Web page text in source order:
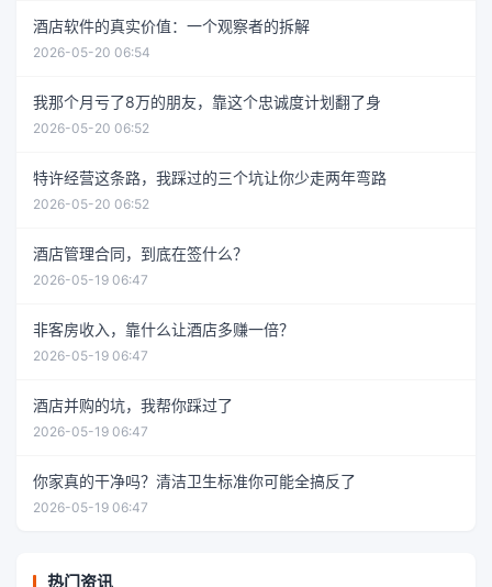
酒店软件的真实价值：一个观察者的拆解
2026-05-20 06:54
我那个月亏了8万的朋友，靠这个忠诚度计划翻了身
2026-05-20 06:52
特许经营这条路，我踩过的三个坑让你少走两年弯路
2026-05-20 06:52
酒店管理合同，到底在签什么？
2026-05-19 06:47
非客房收入，靠什么让酒店多赚一倍？
2026-05-19 06:47
酒店并购的坑，我帮你踩过了
2026-05-19 06:47
你家真的干净吗？清洁卫生标准你可能全搞反了
2026-05-19 06:47
热门资讯